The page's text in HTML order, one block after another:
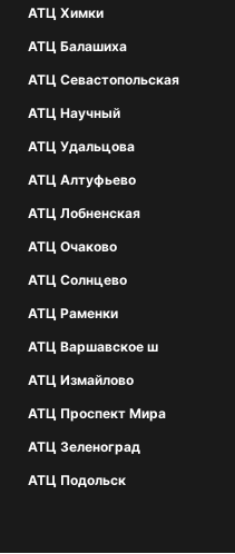
АТЦ Химки
АТЦ Балашиха
АТЦ Севастопольская
АТЦ Научный
АТЦ Удальцова
АТЦ Алтуфьево
АТЦ Лобненская
АТЦ Очаково
АТЦ Солнцево
АТЦ Раменки
АТЦ Варшавское ш
АТЦ Измайлово
АТЦ Проспект Мира
АТЦ Зеленоград
АТЦ Подольск